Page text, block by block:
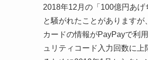
2018年12月の「100億円あ
と騒がれたことがあります
カードの情報がPayPayで利
ュリティコード入力回数に